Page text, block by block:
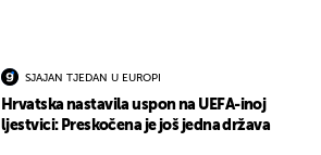
SJAJAN TJEDAN U EUROPI
Hrvatska nastavila uspon na UEFA-inoj
ljestvici: Preskočena je još jedna država